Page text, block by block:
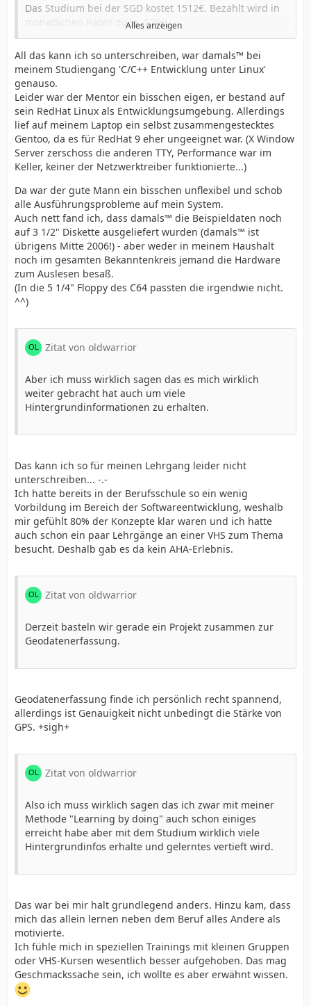
Das Studium bei der SGD kostet 1512€. Bezahlt wird in
monatlichen Raten zu je. 126€.
[...]
Es gibt dazu 11 Studiumshefte. Eines davon beinhaltet
z. Bsp. die GUI. In jedem Heft sind viel eigenständige
Aufgaben zu lösen und am Ende des Heftes steht eine
größere Hausarbeit an die man danach zum Mentor
schickt und von ihm Bewertet wird.
[...]
So weit ich weiß kann man bei der SGD auch ein
Probeabo abschließen. So erhält man, ich meine, die
ersten 3 Hefte zum testen und kann sich damit vertraut
machen.
[...]
Falls ihr weitere Fragen habt stehe ich euch gerne zur
Verfügung,
Gruß Renato
Alles anzeigen
All das kann ich so unterschreiben, war damals™ bei
meinem Studiengang 'C/C++ Entwicklung unter Linux'
genauso.
Leider war der Mentor ein bisschen eigen, er bestand auf
sein RedHat Linux als Entwicklungsumgebung. Allerdings
lief auf meinem Laptop ein selbst zusammengestecktes
Gentoo, da es für RedHat 9 eher ungeeignet war. (X Window
Server zerschoss die anderen TTY, Performance war im
Keller, keiner der Netzwerktreiber funktionierte...)
Da war der gute Mann ein bisschen unflexibel und schob
alle Ausführungsprobleme auf mein System.
Auch nett fand ich, dass damals™ die Beispieldaten noch
auf 3 1/2" Diskette ausgeliefert wurden (damals™ ist
übrigens Mitte 2006!) - aber weder in meinem Haushalt
noch im gesamten Bekanntenkreis jemand die Hardware
zum Auslesen besaß.
(In die 5 1/4" Floppy des C64 passten die irgendwie nicht.
^^)
Zitat von oldwarrior
Aber ich muss wirklich sagen das es mich wirklich
weiter gebracht hat auch um viele
Hintergrundinformationen zu erhalten.
Das kann ich so für meinen Lehrgang leider nicht
unterschreiben... -.-
Ich hatte bereits in der Berufsschule so ein wenig
Vorbildung im Bereich der Softwareentwicklung, weshalb
mir gefühlt 80% der Konzepte klar waren und ich hatte
auch schon ein paar Lehrgänge an einer VHS zum Thema
besucht. Deshalb gab es da kein AHA-Erlebnis.
Zitat von oldwarrior
Derzeit basteln wir gerade ein Projekt zusammen zur
Geodatenerfassung.
Geodatenerfassung finde ich persönlich recht spannend,
allerdings ist Genauigkeit nicht unbedingt die Stärke von
GPS. +sigh+
Zitat von oldwarrior
Also ich muss wirklich sagen das ich zwar mit meiner
Methode "Learning by doing" auch schon einiges
erreicht habe aber mit dem Studium wirklich viele
Hintergrundinfos erhalte und gelerntes vertieft wird.
Das war bei mir halt grundlegend anders. Hinzu kam, dass
mich das allein lernen neben dem Beruf alles Andere als
motivierte.
Ich fühle mich in speziellen Trainings mit kleinen Gruppen
oder VHS-Kursen wesentlich besser aufgehoben. Das mag
Geschmackssache sein, ich wollte es aber erwähnt wissen.